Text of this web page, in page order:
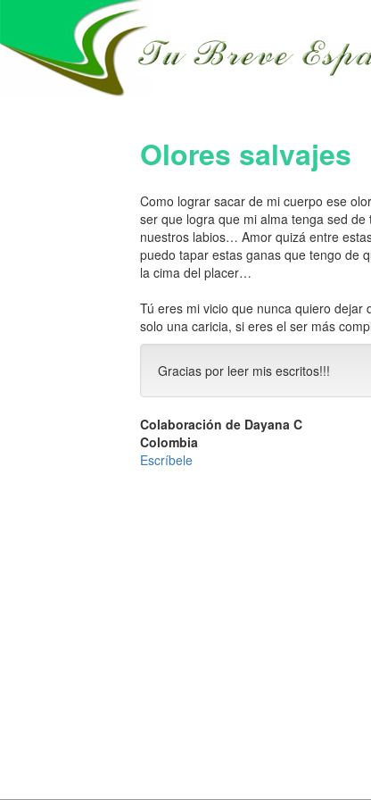
Olores salvajes
Como lograr sacar de mi cuerpo ese
ser que logra que mi alma tenga sed
nuestros labios… Amor quizá entre
puedo tapar estas ganas que tengo de
la cima del placer…
Tú eres mi vicio que nunca quiero
solo una caricia, si eres el ser más
Gracias por leer mis escritos!!!
Colaboración de Dayana C
Colombia
Escríbele